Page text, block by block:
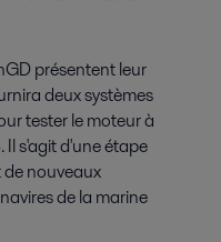
présentent leur
deux systèmes
tester le moteur à
s'agit d'une étape
nouveaux
de la marine